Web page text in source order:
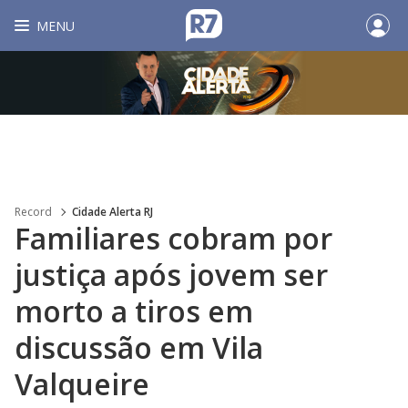
MENU
Record Cidade Alerta RJ
Familiares cobram por
justiça após jovem ser
morto a tiros em
discussão em Vila
Valqueire